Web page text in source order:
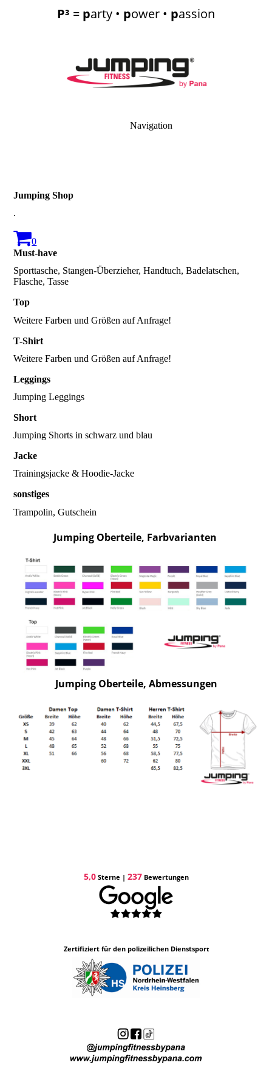
P³ = party • power • passion
Navigation
Jumping Shop
.
0
Must-have
Sporttasche, Stangen-Überzieher, Handtuch, Badelatschen,
Flasche, Tasse
Top
Weitere Farben und Größen auf Anfrage!
T-Shirt
Weitere Farben und Größen auf Anfrage!
Leggings
Jumping Leggings
Short
Jumping Shorts in schwarz und blau
Jacke
Trainingsjacke & Hoodie-Jacke
sonstiges
Trampolin, Gutschein
Jumping Oberteile, Farbvarianten
Jumping Oberteile, Abmessungen
5,0Sterne | 237Bewertungen
Zertifiziert für den polizeilichen Dienstsport